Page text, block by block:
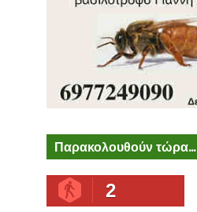
Παρακολουθούν τώρα...
2